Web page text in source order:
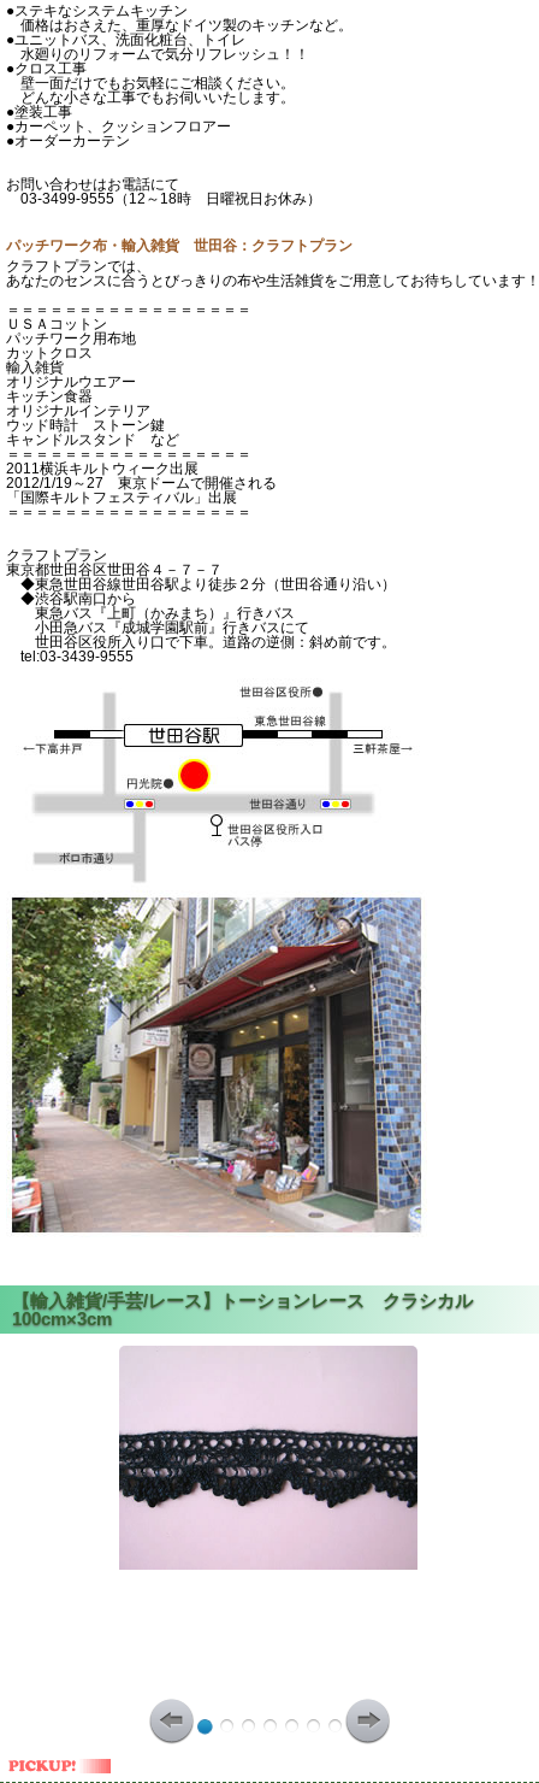
●ステキなシステムキッチン
価格はおさえた、重厚なドイツ製のキッチンなど。
●ユニットバス、洗面化粧台、トイレ
水廻りのリフォームで気分リフレッシュ！！
●クロス工事
壁一面だけでもお気軽にご相談ください。
どんな小さな工事でもお伺いいたします。
●塗装工事
●カーペット、クッションフロアー
●オーダーカーテン
お問い合わせはお電話にて
03-3499-9555（12～18時 日曜祝日お休み）
パッチワーク布・輸入雑貨 世田谷：クラフトプラン
クラフトプランでは、
あなたのセンスに合うとびっきりの布や生活雑貨をご用意してお待ちしています！
＝＝＝＝＝＝＝＝＝＝＝＝＝＝＝＝＝
ＵＳＡコットン
パッチワーク用布地
カットクロス
輸入雑貨
オリジナルウエアー
キッチン食器
オリジナルインテリア
ウッド時計 ストーン鍵
キャンドルスタンド など
＝＝＝＝＝＝＝＝＝＝＝＝＝＝＝＝＝
2011横浜キルトウィーク出展
2012/1/19～27 東京ドームで開催される
「国際キルトフェスティバル」出展
＝＝＝＝＝＝＝＝＝＝＝＝＝＝＝＝＝
クラフトプラン
東京都世田谷区世田谷４－７－７
◆東急世田谷線世田谷駅より徒歩２分（世田谷通り沿い）
◆渋谷駅南口から
東急バス『上町（かみまち）』行きバス
小田急バス『成城学園駅前』行きバスにて
世田谷区役所入り口で下車。道路の逆側：斜め前です。
tel:03-3439-9555